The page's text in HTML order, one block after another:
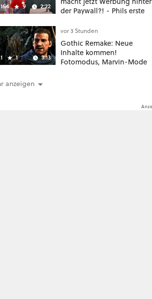
9 2:22
der Paywall?! - Phils erste
Deal
1 3:13
vor 3 Stunden
Gothic Remake: Neue
Inhalte kommen!
Fotomodus, Marvin-Mode
anzeigen